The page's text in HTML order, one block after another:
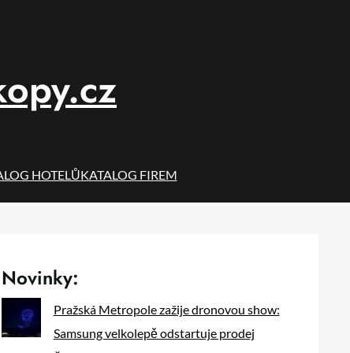
HOTELŮKATALOG FIREM
Novinky:
Pražská Metropole zažije dronovou show:
Samsung velkolepě odstartuje prodej